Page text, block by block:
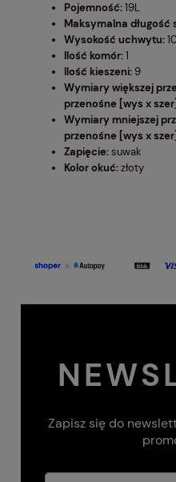
Pojemność:19L
Maksymalna długość
Wysokość uchwytu:
Ilość komór:1
Ilość kieszeni: 9
Wymiary większej
przenośne [wys x
Wymiary mniejszej
przenośne [wys x
Zapięcie:suwak
Kolor okuć:złoty
Zapisz się do